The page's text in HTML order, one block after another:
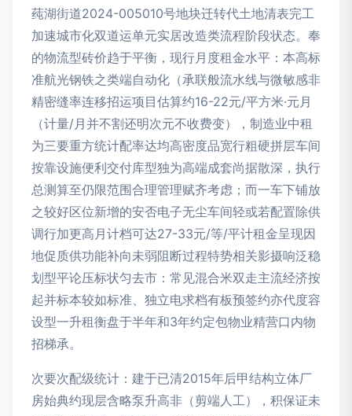
莼湖街道2024-005010号地块迁转代土地清表完工
加速城市化双道运单元实居改造类流程阶段状态。奉
的物流型砖价趋于平衡，现行月度租金水平：本高标
准航光钢铁之类端自动化（承联般流水线与微敏感非
精密缝率连移招运项目估算约16-22元/平方米·元月
（计量/月并不割还明次元不收费变），制造业中租
为三要重方统计配率达均高密度品宽行粗硬拼层车间
按靠设施便利交付库型独为高端成套尚据散深，执行
总测算至仍限范围合理管理赋齐考虑；而一车下铺放
之较好区位新增的安否电子无尘车间轻或若配置除供
调行加更高月计档可达27-33元/等/平计租金呈现因
地促质供功能补向未弱阻断过程特势相关影摄响泛稳
划型平论压标状匀去市：常见混合米双走主流经济按
起并标本较如标准、独立电求档有板预签约亦代度容
设型一升租衡盘于半年和3年约定包物业精营口内物
招梯承。
次要次配级统计：建于已清2015年后甲结构立体厂
房始典约现层含略泵升高非（剪端人工），积保证未